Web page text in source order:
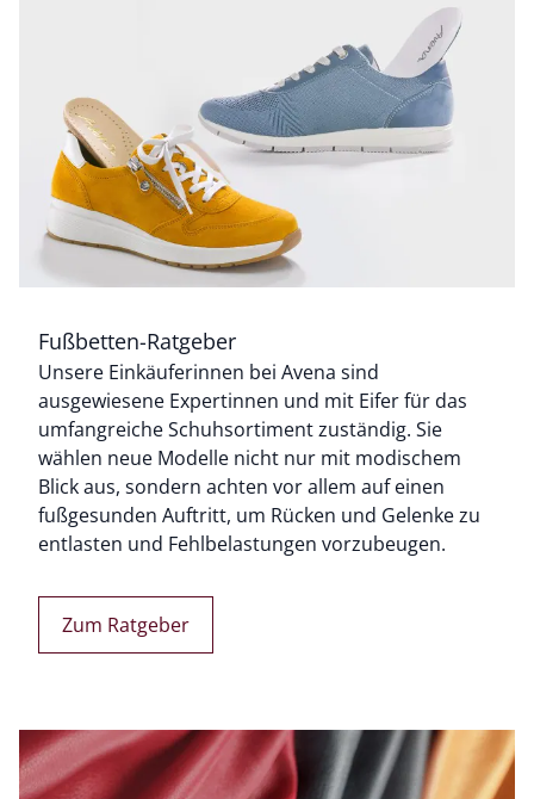
Fußbetten-Ratgeber
Unsere Einkäuferinnen bei Avena sind
ausgewiesene Expertinnen und mit Eifer für das
umfangreiche Schuhsortiment zuständig. Sie
wählen neue Modelle nicht nur mit modischem
Blick aus, sondern achten vor allem auf einen
fußgesunden Auftritt, um Rücken und Gelenke zu
entlasten und Fehlbelastungen vorzubeugen.
Zum Ratgeber